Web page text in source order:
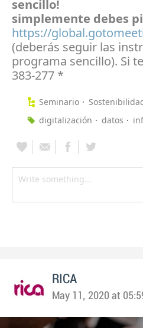
sencillo!
simplemente debes
https://
(deberás seguir las
programa sencillo). Si
383-277 *
Seminario
digitalización
datos
RICA
May 11, 2020 at